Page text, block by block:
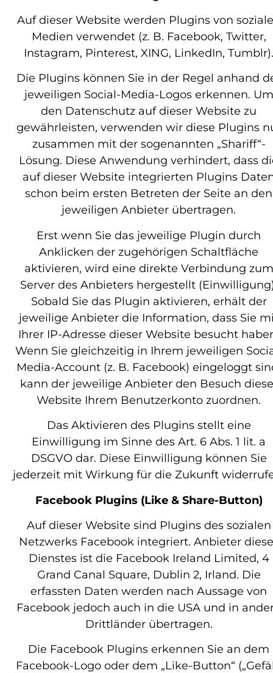
Auf dieser Website werden Plugins von
Medien verwendet (z. B. Facebook, Twitter,
Instagram, Pinterest, XING, LinkedIn, Tumblr).
Die Plugins können Sie in der Regel anhand
jeweiligen Social-Media-Logos erkennen. Um
den Datenschutz auf dieser Website zu
gewährleisten, verwenden wir diese Plugins
zusammen mit der sogenannten „Shariff“-
Lösung. Diese Anwendung verhindert, dass
auf dieser Website integrierten Plugins
schon beim ersten Betreten der Seite an den
jeweiligen Anbieter übertragen.
Erst wenn Sie das jeweilige Plugin durch
Anklicken der zugehörigen Schaltfläche
aktivieren, wird eine direkte Verbindung zum
Server des Anbieters hergestellt
Sobald Sie das Plugin aktivieren, erhält der
jeweilige Anbieter die Information, dass Sie
Ihrer IP-Adresse dieser Website besucht
Wenn Sie gleichzeitig in Ihrem jeweiligen
Media-Account (z. B. Facebook) eingeloggt
kann der jeweilige Anbieter den Besuch
Website Ihrem Benutzerkonto zuordnen.
Das Aktivieren des Plugins stellt eine
Einwilligung im Sinne des Art. 6 Abs. 1 lit. a
DSGVO dar. Diese Einwilligung können Sie
jederzeit mit Wirkung für die Zukunft
Facebook Plugins (Like & Share-Button)
Auf dieser Website sind Plugins des sozialen
Netzwerks Facebook integriert. Anbieter
Dienstes ist die Facebook Ireland Limited, 4
Grand Canal Square, Dublin 2, Irland. Die
erfassten Daten werden nach Aussage von
Facebook jedoch auch in die USA und in
Drittländer übertragen.
Die Facebook Plugins erkennen Sie an dem
Facebook-Logo oder dem „Like-Button“